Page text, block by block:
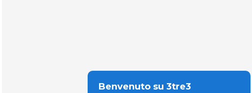
Benvenuto su 3tre3